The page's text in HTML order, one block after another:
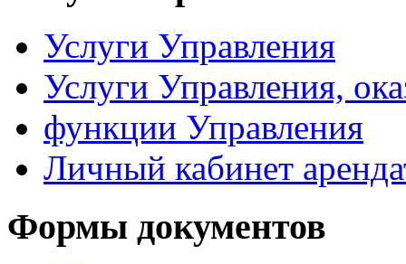
Услуги Управления
Услуги Управления,
функции Управления
Личный кабинет
Формы документов